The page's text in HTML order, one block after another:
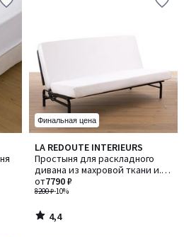
Финальная цена
LA REDOUTE INTERIEURS
Простыня для раскладного
дивана из махровой ткани и.
полиуретана
8200 ₽-10%
от7790 ₽
4,4
/ 5
4,4
/